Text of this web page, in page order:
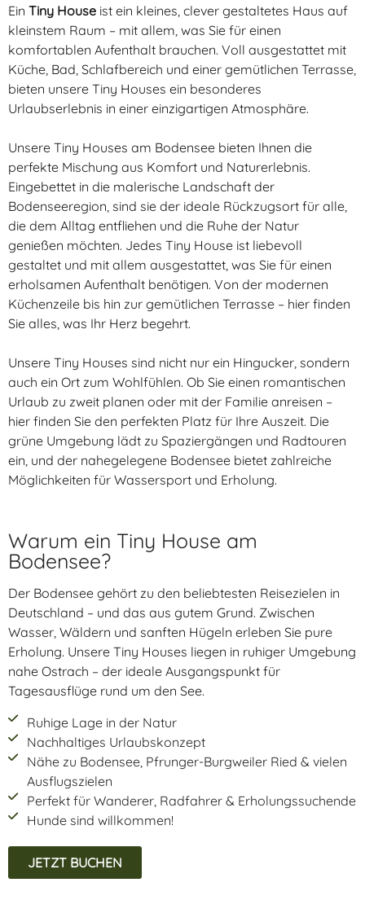
Ein Tiny House ist ein kleines, clever gestaltetes Haus auf
kleinstem Raum – mit allem, was Sie für einen
komfortablen Aufenthalt brauchen. Voll ausgestattet mit
Küche, Bad, Schlafbereich und einer gemütlichen Terrasse,
bieten unsere Tiny Houses ein besonderes
Urlaubserlebnis in einer einzigartigen Atmosphäre.
Unsere Tiny Houses am Bodensee bieten Ihnen die
perfekte Mischung aus Komfort und Naturerlebnis.
Eingebettet in die malerische Landschaft der
Bodenseeregion, sind sie der ideale Rückzugsort für alle,
die dem Alltag entfliehen und die Ruhe der Natur
genießen möchten. Jedes Tiny House ist liebevoll
gestaltet und mit allem ausgestattet, was Sie für einen
erholsamen Aufenthalt benötigen. Von der modernen
Küchenzeile bis hin zur gemütlichen Terrasse – hier finden
Sie alles, was Ihr Herz begehrt.
Unsere Tiny Houses sind nicht nur ein Hingucker, sondern
auch ein Ort zum Wohlfühlen. Ob Sie einen romantischen
Urlaub zu zweit planen oder mit der Familie anreisen –
hier finden Sie den perfekten Platz für Ihre Auszeit. Die
grüne Umgebung lädt zu Spaziergängen und Radtouren
ein, und der nahegelegene Bodensee bietet zahlreiche
Möglichkeiten für Wassersport und Erholung.
Warum ein Tiny House am
Bodensee?
Der Bodensee gehört zu den beliebtesten Reisezielen in
Deutschland – und das aus gutem Grund. Zwischen
Wasser, Wäldern und sanften Hügeln erleben Sie pure
Erholung. Unsere Tiny Houses liegen in ruhiger Umgebung
nahe Ostrach – der ideale Ausgangspunkt für
Tagesausflüge rund um den See.
Ruhige Lage in der Natur
Nachhaltiges Urlaubskonzept
Nähe zu Bodensee, Pfrunger-Burgweiler Ried & vielen
Ausflugszielen
Perfekt für Wanderer, Radfahrer & Erholungssuchende
Hunde sind willkommen!
JETZT BUCHEN